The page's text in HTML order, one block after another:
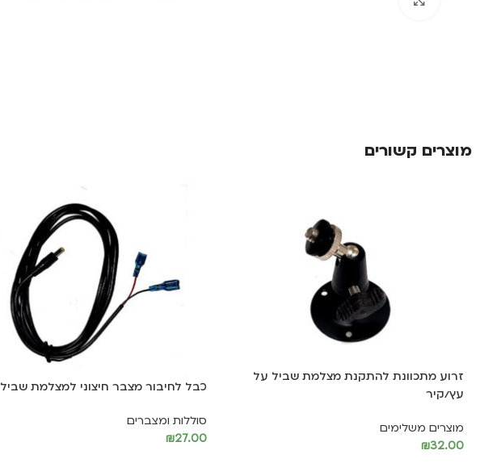
מוצרים קשורים
זרוע מתכוונת להתקנת מצלמת שביל על
עץ/קיר
מוצרים משלימים
₪32.00
כבל לחיבור מצבר חיצוני למצלמת שביל
סוללות ומצברים
₪27.00